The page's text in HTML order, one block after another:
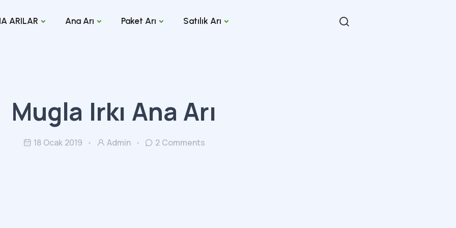
ARILAR Ana Arı Paket Arı Satılık Arı
Mugla Irkı Ana Arı
18 Ocak 2019 Admin 2 Comments